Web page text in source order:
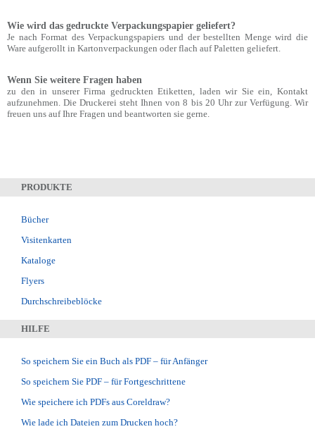
Wie wird das gedruckte Verpackungspapier geliefert?
Je nach Format des Verpackungspapiers und der bestellten Menge wird die
Ware aufgerollt in Kartonverpackungen oder flach auf Paletten geliefert.
Wenn Sie weitere Fragen haben
zu den in unserer Firma gedruckten Etiketten, laden wir Sie ein, Kontakt
aufzunehmen. Die Druckerei steht Ihnen von 8 bis 20 Uhr zur Verfügung. Wir
freuen uns auf Ihre Fragen und beantworten sie gerne.
PRODUKTE
Bücher
Visitenkarten
Kataloge
Flyers
Durchschreibeblöcke
HILFE
So speichern Sie ein Buch als PDF – für Anfänger
So speichern Sie PDF – für Fortgeschrittene
Wie speichere ich PDFs aus Coreldraw?
Wie lade ich Dateien zum Drucken hoch?